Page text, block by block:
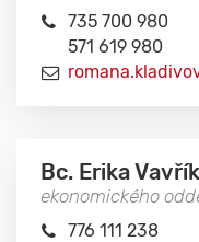
735 700 980
571 619 980
Bc. Erika
ekonomického
776 111 238